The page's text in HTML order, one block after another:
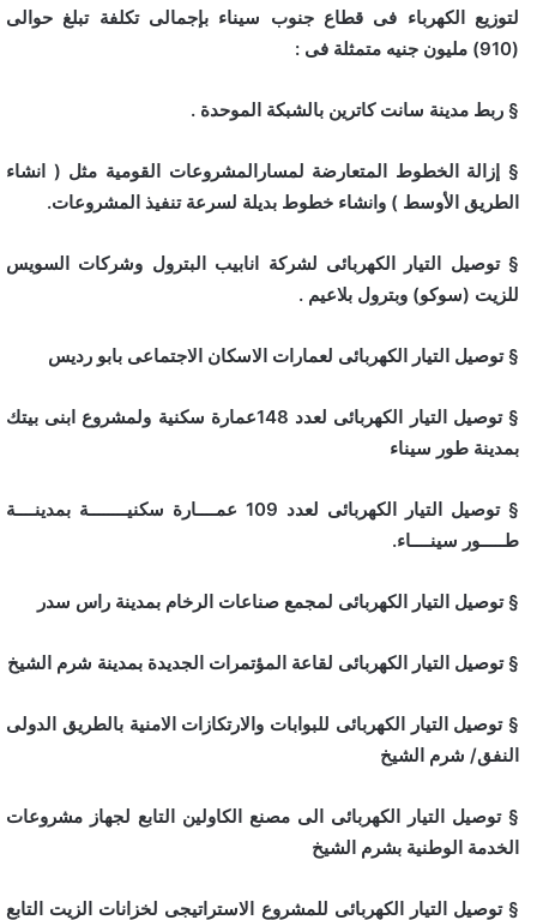
لتوزيع الكهرباء فى قطاع جنوب سيناء بإجمالى تكلفة تبلغ حوالى
(910) مليون جنيه متمثلة فى :
§ ربط مدينة سانت كاترين بالشبكة الموحدة .
§ إزالة الخطوط المتعارضة لمسارالمشروعات القومية مثل ( انشاء
الطريق الأوسط ) وانشاء خطوط بديلة لسرعة تنفيذ المشروعات.
§ توصيل التيار الكهربائى لشركة انابيب البترول وشركات السويس
للزيت (سوكو) وبترول بلاعيم .
§ توصيل التيار الكهربائى لعمارات الاسكان الاجتماعى بابو رديس
§ توصيل التيار الكهربائى لعدد 148عمارة سكنية ولمشروع ابنى بيتك
بمدينة طور سيناء
§ توصيل التيار الكهربائى لعدد 109 عمــــارة سكنيــــــــة بمدينــــة
طـــــور سينــــاء.
§ توصيل التيار الكهربائى لمجمع صناعات الرخام بمدينة راس سدر
§ توصيل التيار الكهربائى لقاعة المؤتمرات الجديدة بمدينة شرم الشيخ
§ توصيل التيار الكهربائى للبوابات والارتكازات الامنية بالطريق الدولى
النفق/ شرم الشيخ
§ توصيل التيار الكهربائى الى مصنع الكاولين التابع لجهاز مشروعات
الخدمة الوطنية بشرم الشيخ
§ توصيل التيار الكهربائى للمشروع الاستراتيجى لخزانات الزيت التابع